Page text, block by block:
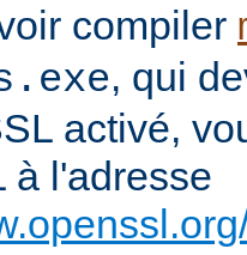
compiler
, qui
activé,
à l'adresse